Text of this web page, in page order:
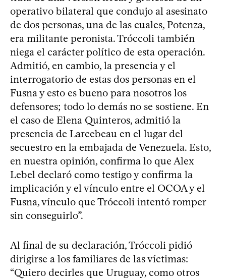
operativo bilateral que condujo al asesinato
de dos personas, una de las cuales, Potenza,
era militante peronista. Tróccoli también
niega el carácter político de esta operación.
Admitió, en cambio, la presencia y el
interrogatorio de estas dos personas en el
Fusna y esto es bueno para nosotros los
defensores; todo lo demás no se sostiene. En
el caso de Elena Quinteros, admitió la
presencia de Larcebeau en el lugar del
secuestro en la embajada de Venezuela. Esto,
en nuestra opinión, confirma lo que Alex
Lebel declaró como testigo y confirma la
implicación y el vínculo entre el OCOA y el
Fusna, vínculo que Tróccoli intentó romper
sin conseguirlo”.
Al final de su declaración, Tróccoli pidió
dirigirse a los familiares de las víctimas:
“Quiero decirles que Uruguay, como otros